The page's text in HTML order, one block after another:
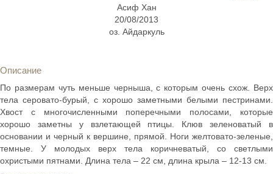
Асиф Хан
20/08/2013
оз. Айдаркуль
Описание
По размерам чуть меньше черныша, с которым очень схож. Верх
тела серовато-бурый, с хорошо заметными белыми пестринами.
Хвост с многочисленными поперечными полосами, которые
хорошо заметны у взлетающей птицы. Клюв зеленоватый в
основании и черный к вершине, прямой. Ноги желтовато-зеленые,
темные. У молодых верх тела коричневатый, со светлыми
охристыми пятнами. Длина тела – 22 см, длина крыла – 12-13 см.